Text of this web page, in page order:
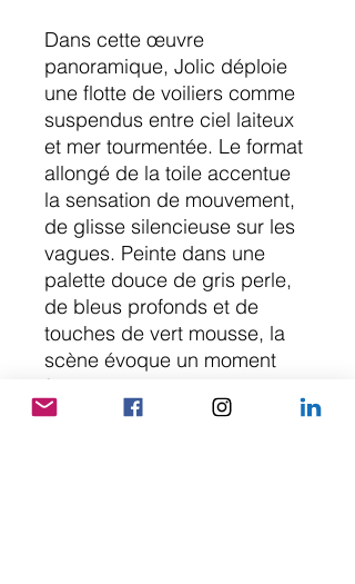
Dans cette œuvre
panoramique, Jolic déploie
une flotte de voiliers comme
suspendus entre ciel laiteux
et mer tourmentée. Le format
allongé de la toile accentue
la sensation de mouvement,
de glisse silencieuse sur les
vagues. Peinte dans une
palette douce de gris perle,
de bleus profonds et de
touches de vert mousse, la
scène évoque un moment
figé dans le temps, à la
frontière du rêve et du réel.